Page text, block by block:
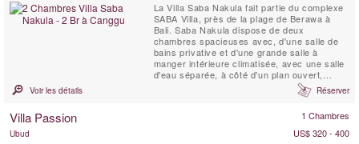
La Villa Saba Nakula fait partie du complexe
SABA Villa, près de la plage de Berawa à
Bali. Saba Nakula dispose de deux
chambres spacieuses avec, d'une salle de
bains privative et d'une grande salle à
manger intérieure climatisée, avec une salle
d'eau séparée, à côté d'un plan ouvert,
cuisine bien équipée et piscine. Connectée à
la salle à manger par une passerelle
du centre de Seminyak. Conçue par
Voir les détails Réserver
Villa Passion 1 Chambres
Ubud
US$ 320 - 400